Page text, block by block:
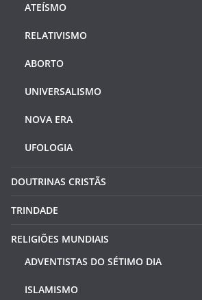
ATEÍSMO
RELATIVISMO
ABORTO
UNIVERSALISMO
NOVA ERA
UFOLOGIA
DOUTRINAS CRISTÃS
TRINDADE
RELIGIÕES MUNDIAIS
ADVENTISTAS DO SÉTIMO DIA
ISLAMISMO